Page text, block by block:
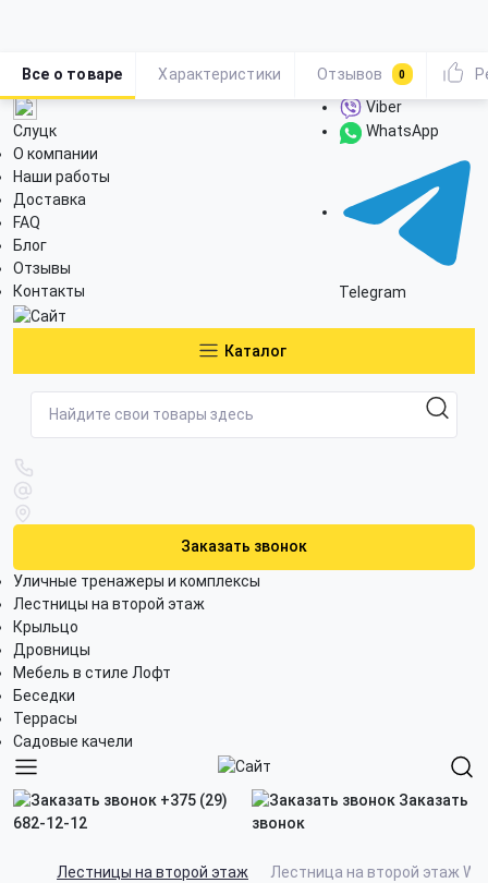
Слуцк
О компании
Наши работы
Доставка
FAQ
Блог
Отзывы
Контакты
Viber
WhatsApp
Telegram
Каталог
Заказать звонок
Уличные тренажеры и комплексы
Лестницы на второй этаж
Крыльцо
Дровницы
Мебель в стиле Лофт
Беседки
Террасы
Садовые качели
+375 (29)
682-12-12
Заказать
звонок
Лестницы на второй этаж Лестница на второй этаж
Все о товаре Характеристики Отзывов 0